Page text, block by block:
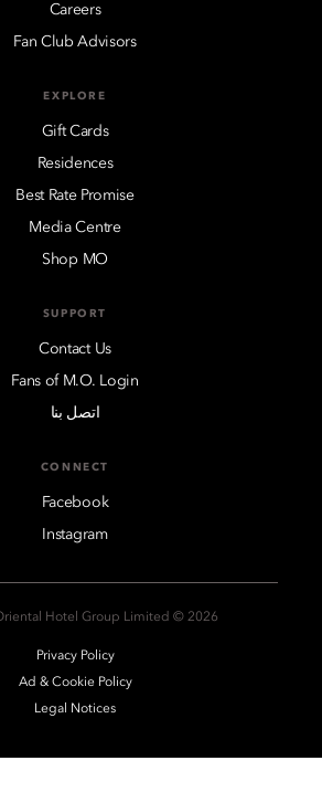
Careers
Fan Club Advisors
EXPLORE
Gift Cards
Residences
Best Rate Promise
Media Centre
Shop MO
SUPPORT
Contact Us
Fans of M.O. Login
اتصل بنا
CONNECT
Facebook
Instagram
2026 © Mandarin Oriental Hotel Group Limited
Privacy Policy
Ad & Cookie Policy
Legal Notices